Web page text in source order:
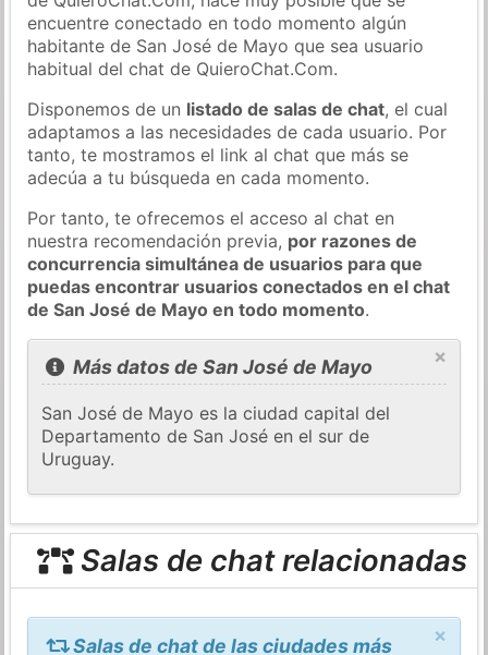
encuentre conectado en todo momento algún
habitante de San José de Mayo que sea usuario
habitual del chat de QuieroChat.Com.
Disponemos de un listado de salas de chat, el cual
adaptamos a las necesidades de cada usuario. Por
tanto, te mostramos el link al chat que más se
adecúa a tu búsqueda en cada momento.
Por tanto, te ofrecemos el acceso al chat en
nuestra recomendación previa, por razones de
concurrencia simultánea de usuarios para que
puedas encontrar usuarios conectados en el chat
de San José de Mayo en todo momento.
×
Más datos de San José de Mayo
San José de Mayo es la ciudad capital del
Departamento de San José en el sur de
Uruguay.
Salas de chat relacionadas
×
Salas de chat de las ciudades más